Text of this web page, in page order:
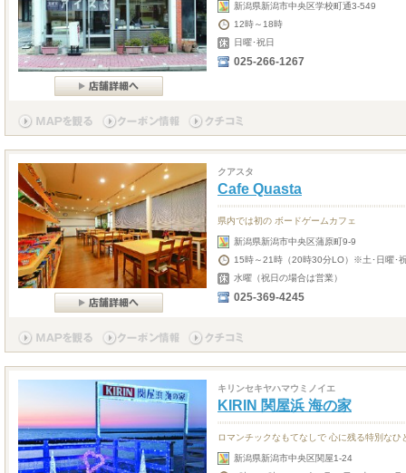
新潟県新潟市中央区学校町通3-549
12時～18時
日曜･祝日
025-266-1267
クアスタ
Cafe Quasta
県内では初の ボードゲームカフェ
新潟県新潟市中央区蒲原町9-9
15時～21時（20時30分LO）※土･日曜･
水曜（祝日の場合は営業）
025-369-4245
キリンセキヤハマウミノイエ
KIRIN 関屋浜 海の家
ロマンチックなもてなしで 心に残る特別なひ
新潟県新潟市中央区関屋1-24